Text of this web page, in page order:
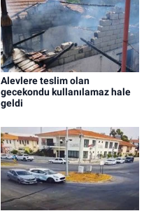
Alevlere teslim olan
gecekondu kullanılamaz hale
geldi